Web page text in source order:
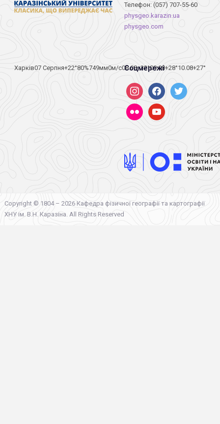
Телефон: (057) 707-55-60
physgeo.karazin.ua
physgeo.com
Харків07 Серпня+22°80%749мм0м/c08.08+32°09.08+28°10.08+27°
Соцмережі
instagramfacebooktwitter
flickr youtube
Copyright © 1804 – 2026 Кафедра фізичної географії та картографії
ХНУ ім. В.Н. Каразіна. All Rights Reserved